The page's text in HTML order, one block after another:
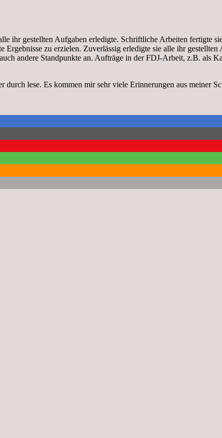
ihr gestellten Aufgaben erledigte. Schriftliche Arbeiten fertigte
zu erzielen. Zuverlässig erledigte sie alle ihr
andere Standpunkte an. Aufträge in der FDJ-Arbeit, z.B. als
lese. Es kommen mir sehr viele Erinnerungen aus meiner